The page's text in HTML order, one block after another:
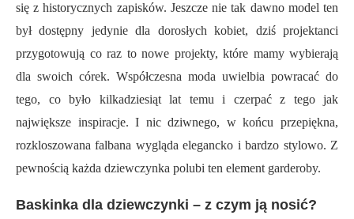
się z historycznych zapisków. Jeszcze nie tak dawno model ten
był dostępny jedynie dla dorosłych kobiet, dziś projektanci
przygotowują co raz to nowe projekty, które mamy wybierają
dla swoich córek. Współczesna moda uwielbia powracać do
tego, co było kilkadziesiąt lat temu i czerpać z tego jak
największe inspiracje. I nic dziwnego, w końcu przepiękna,
rozkloszowana falbana wygląda elegancko i bardzo stylowo. Z
pewnością każda dziewczynka polubi ten element garderoby.
Baskinka dla dziewczynki – z czym ją nosić?